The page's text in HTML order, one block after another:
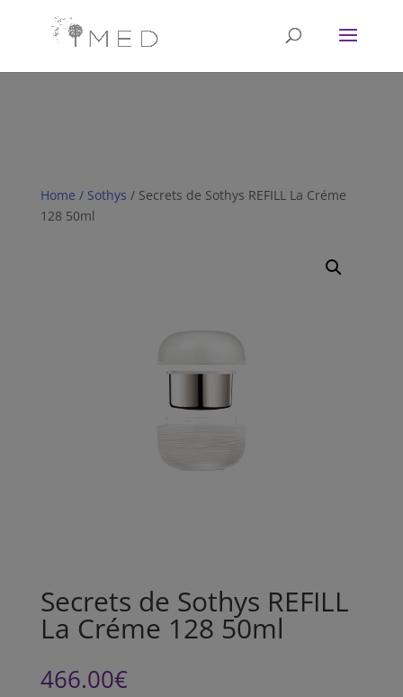
fbq('init', '<1751628081702672>'); fbq('track', 'PageView'); // Once
affirmative consent has been granted fbq('consent', 'grant');
Home / Sothys / Secrets de Sothys REFILL La Créme
128 50ml
Secrets de Sothys REFILL
La Créme 128 50ml
466.00€